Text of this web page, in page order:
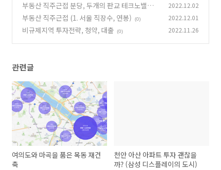
이의 도시) (0)
부동산 직주근접 분당, 두개의 판교 테크노밸리
(0)
2022.12.02
부동산 직주근접 (1. 서울 직장수, 연봉) (0) 2022.12.01
비규제지역 투자전략, 청약, 대출 (0) 2022.11.26
관련글
여의도와 마곡을 품은 목동 재건
축
천안 아산 아파트 투자 괜찮을
까? (삼성 디스플레이의 도시)